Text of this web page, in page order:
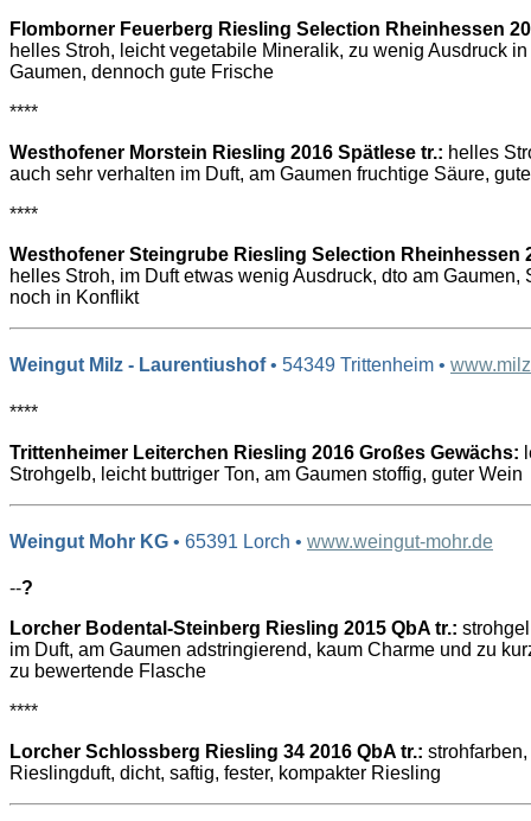
Flomborner Feuerberg Riesling Selection Rheinhessen
helles Stroh, leicht vegetabile Mineralik, zu wenig Ausdruck
Gaumen, dennoch gute Frische
****
Westhofener Morstein Riesling 2016 Spätlese tr.: helles
auch sehr verhalten im Duft, am Gaumen fruchtige Säure,
****
Westhofener Steingrube Riesling Selection Rheinhessen
helles Stroh, im Duft etwas wenig Ausdruck, dto am Gaumen,
noch in Konflikt
Weingut Milz - Laurentiushof• 54349 Trittenheim •
****
Trittenheimer Leiterchen Riesling 2016 Großes Gewächs:
Strohgelb, leicht buttriger Ton, am Gaumen stoffig, guter Wein
Weingut Mohr KG • 65391 Lorch • www.weingut-mohr.de
--?
Lorcher Bodental-Steinberg Riesling 2015 QbA tr.:
im Duft, am Gaumen adstringierend, kaum Charme und zu
zu bewertende Flasche
****
Lorcher Schlossberg Riesling 34 2016 QbA tr.:
Rieslingduft, dicht, saftig, fester, kompakter Riesling